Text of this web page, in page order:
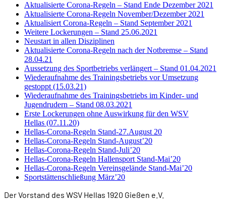
Aktualisierte Corona-Regeln – Stand Ende Dezember 2021
Aktualisierte Corona-Regeln November/Dezember 2021
Aktualisiert Corona-Regeln – Stand September 2021
Weitere Lockerungen – Stand 25.06.2021
Neustart in allen Disziplinen
Aktualisierte Corona-Regeln nach der Notbremse – Stand
28.04.21
Aussetzung des Sportbetriebs verlängert – Stand 01.04.2021
Wiederaufnahme des Trainingsbetriebs vor Umsetzung
gestoppt (15.03.21)
Wiederaufnahme des Trainingsbetriebs im Kinder- und
Jugendrudern – Stand 08.03.2021
Erste Lockerungen ohne Auswirkung für den WSV
Hellas (07.11.20)
Hellas-Corona-Regeln Stand-27.August 20
Hellas-Corona-Regeln Stand-August’20
Hellas-Corona-Regeln Stand-Juli’20
Hellas-Corona-Regeln Hallensport Stand-Mai’20
Hellas-Corona-Regeln Vereinsgelände Stand-Mai’20
Sportstättenschließung März’20
Der Vorstand des WSV Hellas 1920 Gießen e.V.